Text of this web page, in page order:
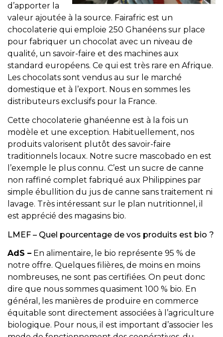
d’apporter la
valeur ajoutée à la source. Fairafric est un
chocolaterie qui emploie 250 Ghanéens sur place
pour fabriquer un chocolat avec un niveau de
qualité, un savoir-faire et des machines aux
standard européens. Ce qui est très rare en Afrique.
Les chocolats sont vendus au sur le marché
domestique et à l’export. Nous en sommes les
distributeurs exclusifs pour la France.
Cette chocolaterie ghanéenne est à la fois un
modèle et une exception. Habituellement, nos
produits valorisent plutôt des savoir-faire
traditionnels locaux. Notre sucre mascobado en est
l’exemple le plus connu. C’est un sucre de canne
non raffiné complet fabriqué aux Philippines par
simple ébullition du jus de canne sans traitement ni
lavage. Très intéressant sur le plan nutritionnel, il
est apprécié des magasins bio.
LMEF – Quel pourcentage de vos produits est bio ?
AdS – En alimentaire, le bio représente 95 % de
notre offre. Quelques filières, de moins en moins
nombreuses, ne sont pas certifiées. On peut donc
dire que nous sommes quasiment 100 % bio. En
général, les manières de produire en commerce
équitable sont directement associées à l’agriculture
biologique. Pour nous, il est important d’associer les